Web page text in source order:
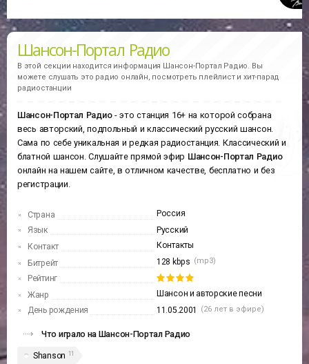
Шансон-Портал Радио
В этой секции находится информация Шансон-Портал Радио. Вы
можете слушать это радио онлайн, посмотреть плейлист и хит-парад
радиостанции
Шансон-Портал Радио- это станция 16+ на которой собрана
весь авторский, подпольный и классический русский шансон.
Сама по себе уникальная и редкая радиостанция. Классический и
блатной шансон. Слушайте прямой эфир Шансон-Портал Радио
онлайн на нашем сайте, в отличном качестве, бесплатно и без
регистрации.
Страна
Россия
Язык
Русский
Контакт
Контакты
Битрейт
128 kbps (mp3)
Рейтинг
Жанр
Шансон и авторские песни
День рождения
11.05.2001 (26 лет в эфире)
Что играло на Шансон-Портал Радио
Shanson 11